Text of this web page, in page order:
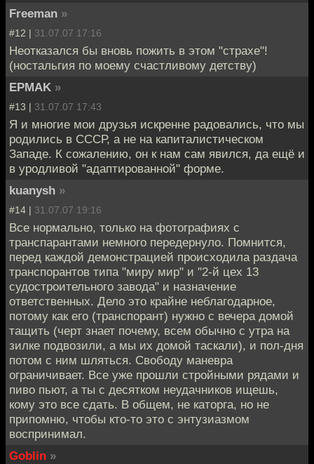
Freeman »
#12 | 31.07.07 17:16
Неотказался бы вновь пожить в этом "страхе"!
(ностальгия по моему счастливому детству)
EPMAK »
#13 | 31.07.07 17:43
Я и многие мои друзья искренне радовались, что мы
родились в СССР, а не на капиталистическом
Западе. К сожалению, он к нам сам явился, да ещё и
в уродливой "адаптированной" форме.
kuanysh »
#14 | 31.07.07 19:16
Все нормально, только на фотографиях с
транспарантами немного передернуло. Помнится,
перед каждой демонстрацией происходила раздача
транспорантов типа "миру мир" и "2-й цех 13
судостроительного завода" и назначение
ответственных. Дело это крайне неблагодарное,
потому как его (транспорант) нужно с вечера домой
тащить (черт знает почему, всем обычно с утра на
зилке подвозили, а мы их домой таскали), и пол-дня
потом с ним шляться. Свободу маневра
ограничивает. Все уже прошли стройными рядами и
пиво пьют, а ты с десятком неудачников ищешь,
кому это все сдать. В общем, не каторга, но не
припомню, чтобы кто-то это с энтузиазмом
воспринимал.
Goblin »